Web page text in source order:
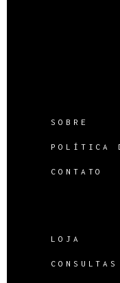
SOBRE
POLÍTICA
CONTATO
LOJA
CONSULTAS